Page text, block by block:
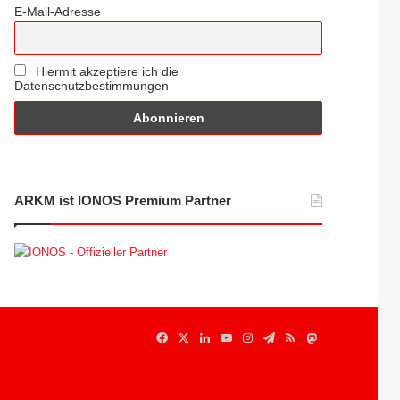
E-Mail-Adresse
Hiermit akzeptiere ich die
Datenschutzbestimmungen
ARKM ist IONOS Premium Partner
FacebookLinkedInYouTubeInstagramTelegram
RSSMastodon